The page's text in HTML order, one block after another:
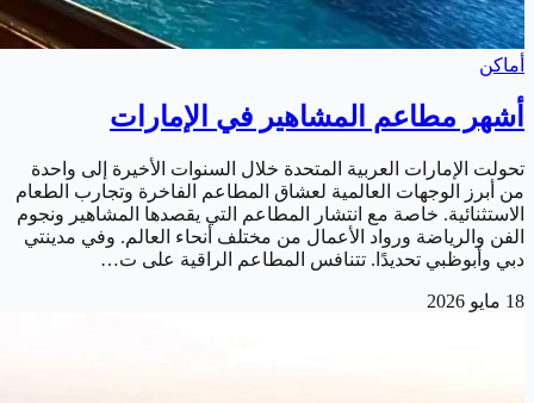
أماكن
أشهر مطاعم المشاهير في الإمارات
تحولت الإمارات العربية المتحدة خلال السنوات الأخيرة إلى واحدة
من أبرز الوجهات العالمية لعشاق المطاعم الفاخرة وتجارب الطعام
الاستثنائية. خاصة مع انتشار المطاعم التي يقصدها المشاهير ونجوم
الفن والرياضة ورواد الأعمال من مختلف أنحاء العالم. وفي مدينتي
دبي وأبوظبي تحديدًا. تتنافس المطاعم الراقية على ت…
18 مايو 2026